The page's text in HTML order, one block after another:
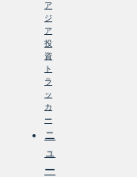
ア
ジ
ア
投
資
ト
ラ
ッ
カ
ー
ニ
ュ
ー